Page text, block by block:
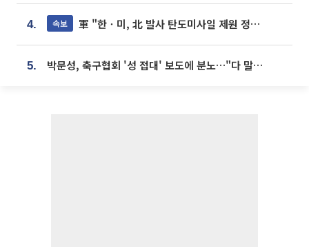
4. 속보 軍 "한ㆍ미, 北 발사 탄도미사일 제원 정밀분석 중"
5. 박문성, 축구협회 '성 접대' 보도에 분노…"다 말아먹으려고 작정했나"